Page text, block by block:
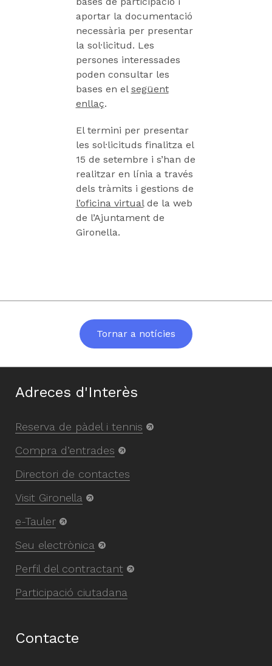
aportar la documentació
necessària per presentar
la sol·licitud. Les
persones interessades
poden consultar les
bases en el següent
enllaç.
El termini per presentar
les sol·licituds finalitza el
15 de setembre i s’han de
realitzar en línia a través
dels tràmits i gestions de
l’oficina virtualde la web
de l’Ajuntament de
Gironella.
Tornar a notícies
Adreces d'Interès
Reserva de pàdel i tennis
Compra d’entrades
Directori de contactes
Visit Gironella
e-Tauler
Seu electrònica
Perfil del contractant
Participació ciutadana
Contacte